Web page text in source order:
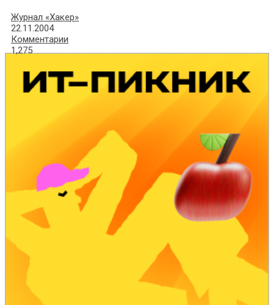
Журнал «Хакер»
22.11.2004
Комментарии
1,275